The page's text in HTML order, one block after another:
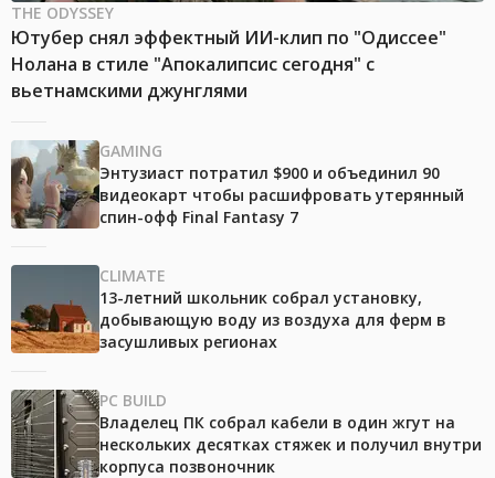
THE ODYSSEY
Ютубер снял эффектный ИИ-клип по "Одиссее"
Нолана в стиле "Апокалипсис сегодня" с
вьетнамскими джунглями
GAMING
Энтузиаст потратил $900 и объединил 90
видеокарт чтобы расшифровать утерянный
спин-офф Final Fantasy 7
CLIMATE
13-летний школьник собрал установку,
добывающую воду из воздуха для ферм в
засушливых регионах
PC BUILD
Владелец ПК собрал кабели в один жгут на
нескольких десятках стяжек и получил внутри
корпуса позвоночник